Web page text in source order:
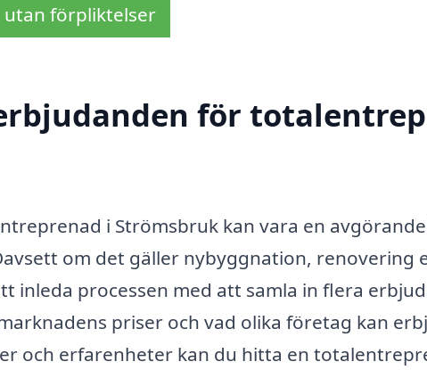
utan förpliktelser
för
i Strömsbruk kan vara en
om det gäller nybyggnation, renovering
inleda processen med att samla in flera
priser och vad olika företag kan
och erfarenheter kan du hitta en